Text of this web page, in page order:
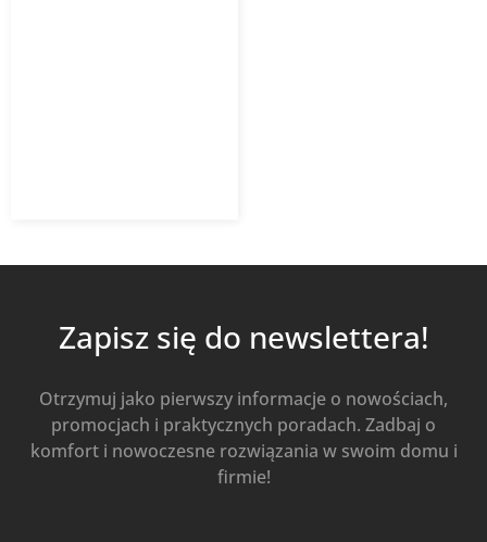
Zapisz się do newslettera!
Otrzymuj jako pierwszy informacje o nowościach,
promocjach i praktycznych poradach. Zadbaj o
komfort i nowoczesne rozwiązania w swoim domu i
firmie!